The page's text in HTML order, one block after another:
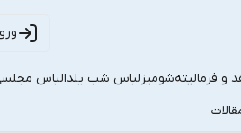
و فرمالیتهشومیزلباس شب یلدالباس